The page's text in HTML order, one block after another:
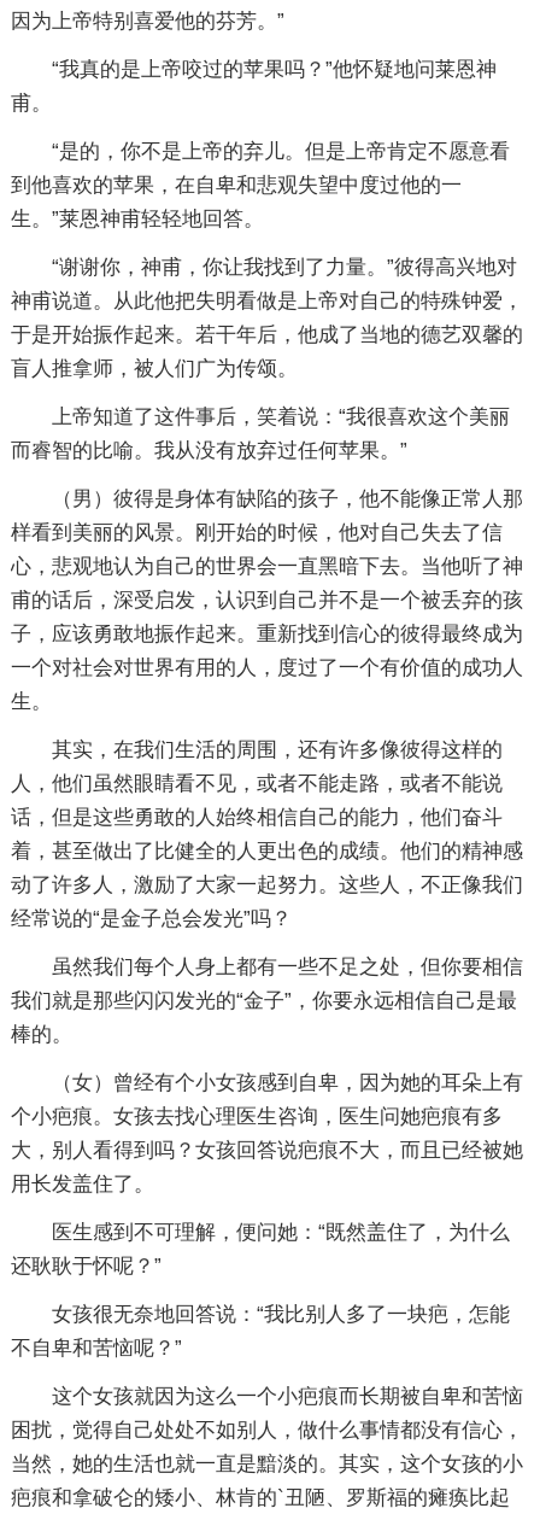
因为上帝特别喜爱他的芬芳。”
“我真的是上帝咬过的苹果吗？”他怀疑地问莱恩神
甫。
“是的，你不是上帝的弃儿。但是上帝肯定不愿意看
到他喜欢的苹果，在自卑和悲观失望中度过他的一
生。”莱恩神甫轻轻地回答。
“谢谢你，神甫，你让我找到了力量。”彼得高兴地对
神甫说道。从此他把失明看做是上帝对自己的特殊钟爱，
于是开始振作起来。若干年后，他成了当地的德艺双馨的
盲人推拿师，被人们广为传颂。
上帝知道了这件事后，笑着说：“我很喜欢这个美丽
而睿智的比喻。我从没有放弃过任何苹果。”
（男）彼得是身体有缺陷的孩子，他不能像正常人那
样看到美丽的风景。刚开始的时候，他对自己失去了信
心，悲观地认为自己的世界会一直黑暗下去。当他听了神
甫的话后，深受启发，认识到自己并不是一个被丢弃的孩
子，应该勇敢地振作起来。重新找到信心的彼得最终成为
一个对社会对世界有用的人，度过了一个有价值的成功人
生。
其实，在我们生活的周围，还有许多像彼得这样的
人，他们虽然眼睛看不见，或者不能走路，或者不能说
话，但是这些勇敢的人始终相信自己的能力，他们奋斗
着，甚至做出了比健全的人更出色的成绩。他们的精神感
动了许多人，激励了大家一起努力。这些人，不正像我们
经常说的“是金子总会发光”吗？
虽然我们每个人身上都有一些不足之处，但你要相信
我们就是那些闪闪发光的“金子”，你要永远相信自己是最
棒的。
（女）曾经有个小女孩感到自卑，因为她的耳朵上有
个小疤痕。女孩去找心理医生咨询，医生问她疤痕有多
大，别人看得到吗？女孩回答说疤痕不大，而且已经被她
用长发盖住了。
医生感到不可理解，便问她：“既然盖住了，为什么
还耿耿于怀呢？”
女孩很无奈地回答说：“我比别人多了一块疤，怎能
不自卑和苦恼呢？”
这个女孩就因为这么一个小疤痕而长期被自卑和苦恼
困扰，觉得自己处处不如别人，做什么事情都没有信心，
当然，她的生活也就一直是黯淡的。其实，这个女孩的小
疤痕和拿破仑的矮小、林肯的`丑陋、罗斯福的瘫痪比起